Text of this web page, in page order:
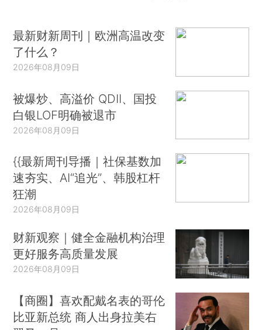
最新财新周刊｜欧洲高温改变
了什么？
2026年08月09日
被爆炒、高溢价 QDII、国投
白银LOF明确被退市
2026年08月09日
{{最新周刊导播｜社保基数加
速夯实、AI“追光”、韩股杠杆
狂潮
2026年08月09日
财新观察｜健全金融机构治理
更好服务高质量发展
2026年08月09日
【商圈】喜欢配戴名表的哥伦
比亚新总统 商人出身拉美右